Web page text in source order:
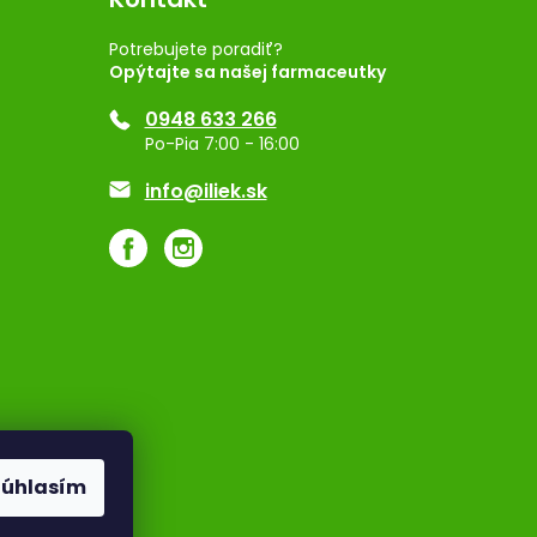
Potrebujete poradiť?
Opýtajte sa našej farmaceutky
0948 633 266
Po-Pia 7:00 - 16:00
info@iliek.sk